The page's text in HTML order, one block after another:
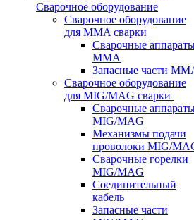
Сварочное оборудование
Сварочное оборудование
для MMA сварки
Сварочные
MMA
Запасные части
Сварочное оборудование
для MIG/MAG сварки
Сварочные
MIG/MAG
Механизмы подачи
проволоки MIG/
Сварочные горелки
MIG/MAG
Соединительный
кабель
Запасные части